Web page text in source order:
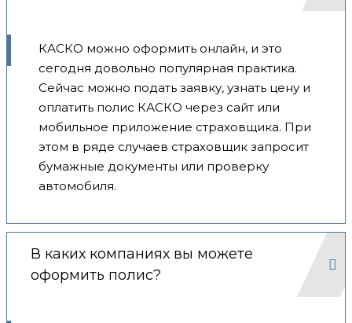
КАСКО можно оформить онлайн, и это
сегодня довольно популярная практика.
Сейчас можно подать заявку, узнать цену и
оплатить полис КАСКО через сайт или
мобильное приложение страховщика. При
этом в ряде случаев страховщик запросит
бумажные документы или проверку
автомобиля.
В каких компаниях вы можете
оформить полис?